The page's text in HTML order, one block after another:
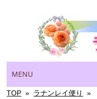
Main menu
to
content
MENU
TOP » ラナンレイ便り
»